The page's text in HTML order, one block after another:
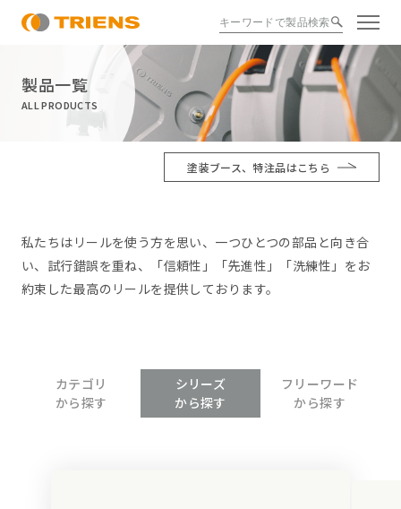
製品一覧
ALL PRODUCTS
塗装ブース、特注品はこちら
私たちはリールを使う方を思い、一つひとつの部品と向き合
い、試行錯誤を重ね、
「信頼性」「先進性」「洗練性」をお
約束した最高のリールを提供しております。
カテゴリ
から探す
シリーズ
から探す
フリーワード
から探す